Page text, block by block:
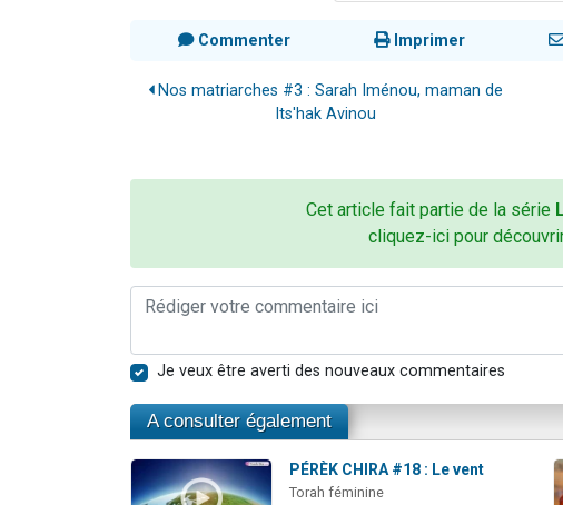
Commenter Imprimer
Nos matriarches #3 : Sarah Iménou, maman de
Its'hak Avinou
Cet article fait partie de la série
cliquez-ici pour
Je veux être averti des nouveaux commentaires
A consulter également
PÉRÈK CHIRA #18 : Le vent
Torah féminine